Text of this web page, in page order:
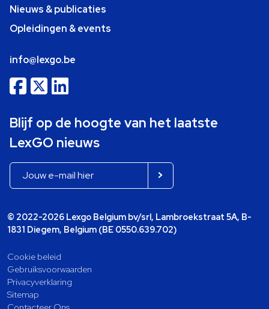
Nieuws & publicaties
Opleidingen & events
info@lexgo.be
Blijf op de hoogte van het laatste
LexGO nieuws
© 2022-2026 Lexgo Belgium bv/srl, Lambroekstraat 5A, B-
1831 Diegem, Belgium (BE 0550.639.702)
Cookie beleid
Gebruiksvoorwaarden
Privacyverklaring
Sitemap